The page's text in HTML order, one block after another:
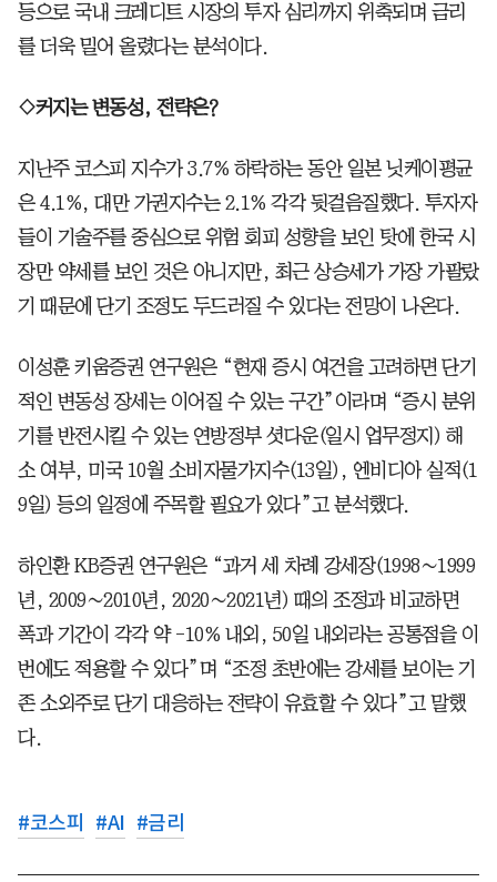
등으로 국내 크레디트 시장의 투자 심리까지 위축되며 금리
를 더욱 밀어 올렸다는 분석이다.
◇커지는 변동성, 전략은?
지난주 코스피 지수가 3.7% 하락하는 동안 일본 닛케이평균
은 4.1%, 대만 가권지수는 2.1% 각각 뒷걸음질했다. 투자자
들이 기술주를 중심으로 위험 회피 성향을 보인 탓에 한국 시
장만 약세를 보인 것은 아니지만, 최근 상승세가 가장 가팔랐
기 때문에 단기 조정도 두드러질 수 있다는 전망이 나온다.
이성훈 키움증권 연구원은 “현재 증시 여건을 고려하면 단기
적인 변동성 장세는 이어질 수 있는 구간”이라며 “증시 분위
기를 반전시킬 수 있는 연방정부 셧다운(일시 업무정지) 해
소 여부, 미국 10월 소비자물가지수(13일), 엔비디아 실적(1
9일) 등의 일정에 주목할 필요가 있다”고 분석했다.
하인환 KB증권 연구원은 “과거 세 차례 강세장(1998∼1999
년, 2009∼2010년, 2020∼2021년) 때의 조정과 비교하면
폭과 기간이 각각 약 -10% 내외, 50일 내외라는 공통점을 이
번에도 적용할 수 있다”며 “조정 초반에는 강세를 보이는 기
존 소외주로 단기 대응하는 전략이 유효할 수 있다”고 말했
다.
#코스피 #AI #금리